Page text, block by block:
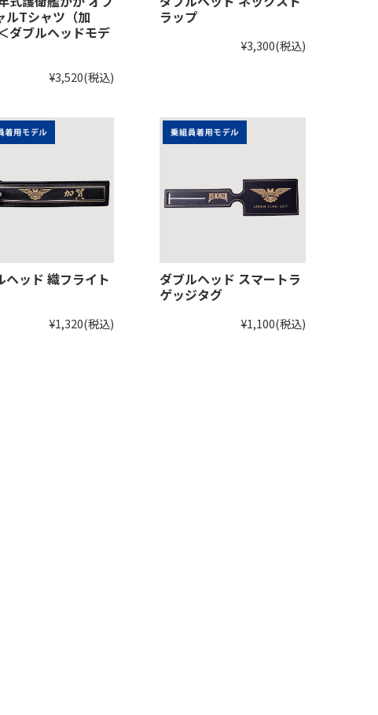
ルTシャツ（加
ダブルヘッドモデ
¥3,520(税込)
ラップ
¥3,300(税込)
ヘッド 織フライト
¥1,320(税込)
ダブルヘッド スマートラ
ゲッジタグ
¥1,100(税込)